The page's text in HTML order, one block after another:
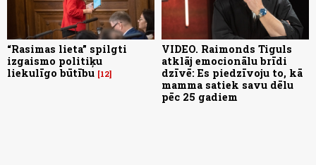
“Rasimas lieta” spilgti
izgaismo politiķu
liekulīgo būtību 12
VIDEO. Raimonds Tiguls
atklāj emocionālu brīdi
dzīvē: Es piedzīvoju to, kā
mamma satiek savu dēlu
pēc 25 gadiem